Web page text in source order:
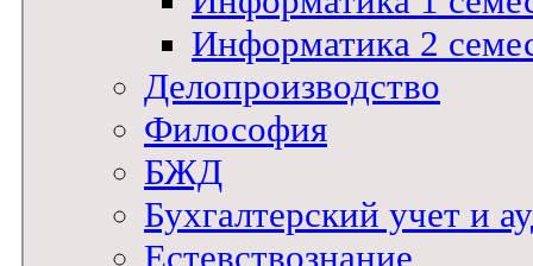
Информатика 2
Делопроизводство
Философия
БЖД
Бухгалтерский учет и
Естевствознание